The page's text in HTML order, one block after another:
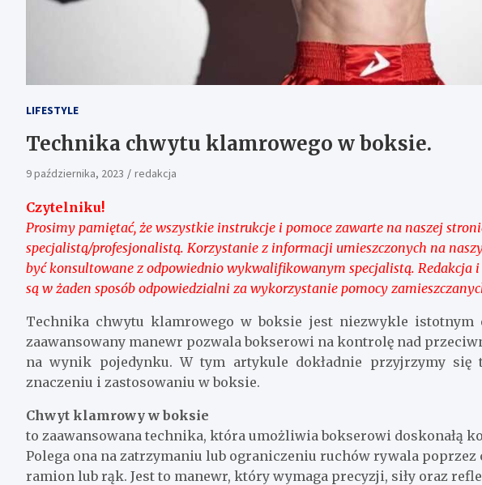
LIFESTYLE
Technika chwytu klamrowego w boksie.
9 października, 2023 redakcja
Czytelniku!
Prosimy pamiętać, że wszystkie instrukcje i pomoce zawarte na naszej
specjalistą/profesjonalistą. Korzystanie z informacji umieszczonych na
być konsultowane z odpowiednio wykwalifikowanym specjalistą.
są w żaden sposób odpowiedzialni za wykorzystanie pomocy
Technika chwytu klamrowego w boksie jest niezwykle
zaawansowany manewr pozwala bokserowi na kontrolę nad
na wynik pojedynku. W tym artykule dokładnie przyjrzymy się
znaczeniu i zastosowaniu w boksie.
Chwyt klamrowy w boksie
to zaawansowana technika, która umożliwia bokserowi doskonałą
Polega ona na zatrzymaniu lub ograniczeniu ruchów rywala
ramion lub rąk. Jest to manewr, który wymaga precyzji, siły oraz